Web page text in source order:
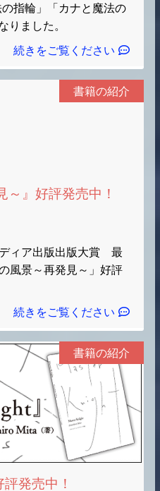
指輪」「カナと魔法の
りました。
続きをご覧ください
書籍の紹介
ィア出版出版大賞 最
風景～再発見～」好評
続きをご覧ください
書籍の紹介